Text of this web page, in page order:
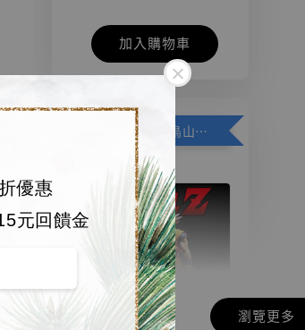
優惠
元回饋金
加入購物車
加購優惠【悟空 鳥山明紀念款 [奇蹟工作室]】
瀏覽更多